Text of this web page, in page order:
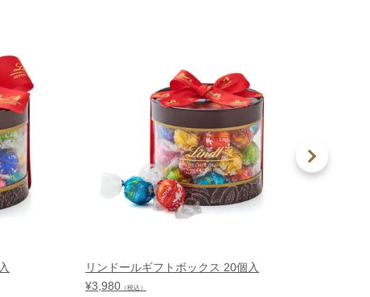
リンドールギフトボックス 20個入
¥3,980 （税込）